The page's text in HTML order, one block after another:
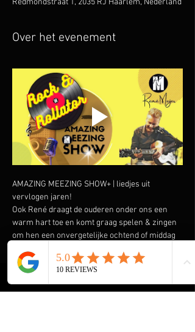
Redmondstraat 1, 2035 RJ Haarlem, Nederland
Over het evenement
AMAZING MEEZING SHOW+ | liedjes uit
vervlogen jaren!
Ook René draagt de ouderen onder ons een
warm hart toe en komt graag spelen & zingen
om hen een onvergetelijke ochtend of middag
MEEZING SHOW+ samengesteld met liedjes uit
vervlogen tijden.  Liedjes van onder andere
Wim Sonneveld, Ja Zuster Nee Zuster, Rob de